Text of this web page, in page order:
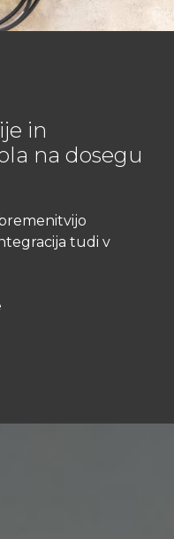
in
na dosegu
tudi v